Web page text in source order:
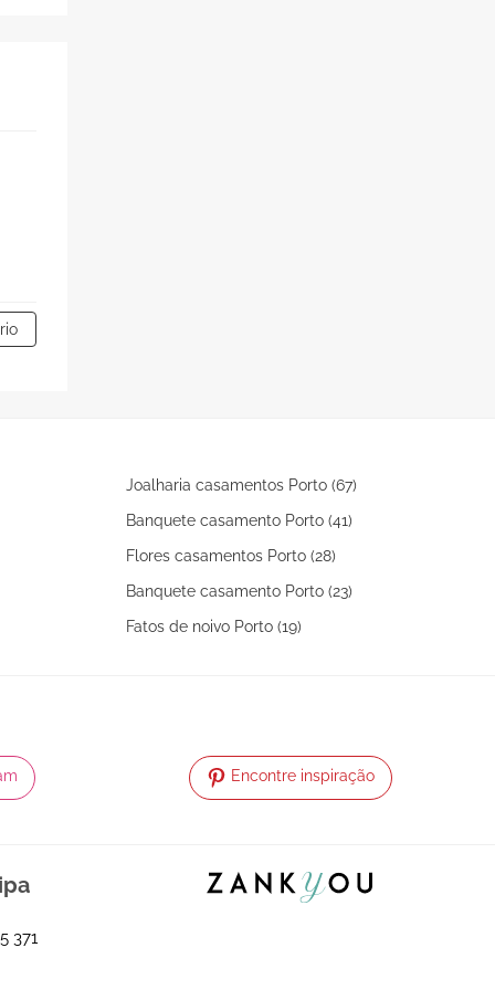
Joalharia casamentos Porto (67)
Banquete casamento Porto (41)
Flores casamentos Porto (28)
Banquete casamento Porto (23)
Fatos de noivo Porto (19)
Encontre inspiração
371